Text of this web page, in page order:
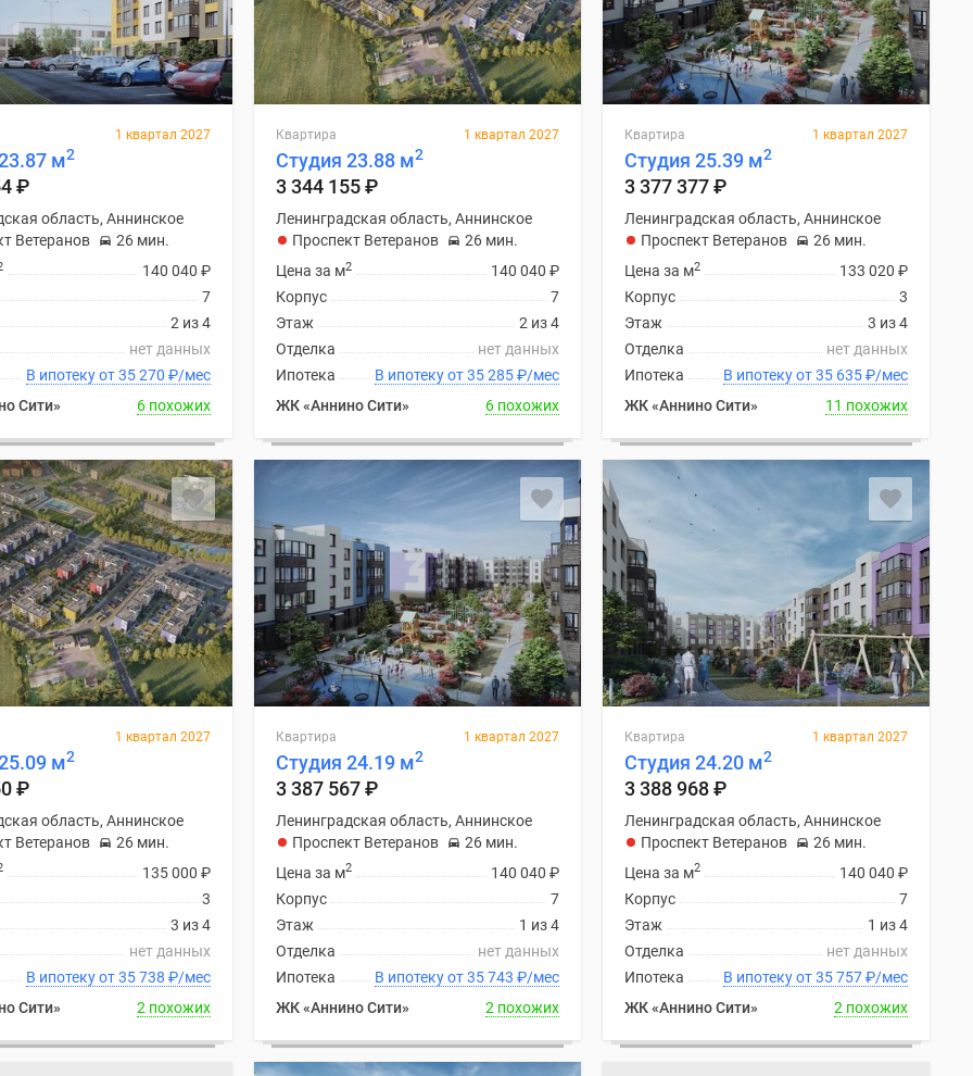
1 квартал 2027
м2
₽
область, Аннинское
Ветеранов
26 мин.
140 040 ₽
7
2 из 4
нет данных
В ипотеку от 35 270 ₽/мес
Сити»
6 похожих
Квартира 1 квартал 2027
Студия 23.88 м2
3 344 155₽
Ленинградская область, Аннинское
Проспект Ветеранов
26 мин.
140 040 ₽
Цена за м2
7
Корпус
2 из 4
Этаж
нет данных
Отделка
В ипотеку от 35 285₽/мес
Ипотека
ЖК «Аннино Сити»
6 похожих
Квартира 1 квартал 2027
Студия 25.39 м2
3 377 377₽
Ленинградская область, Аннинское
Проспект Ветеранов
26 мин.
133 020 ₽
Цена за м2
3
Корпус
3 из 4
Этаж
нет данных
Отделка
В ипотеку от 35 635₽/мес
Ипотека
ЖК «Аннино Сити»
11 похожих
1 квартал 2027
м2
₽
область, Аннинское
Ветеранов
26 мин.
135 000 ₽
3
3 из 4
нет данных
В ипотеку от 35 738 ₽/мес
Сити»
2 похожих
Квартира 1 квартал 2027
Студия 24.19 м2
3 387 567₽
Ленинградская область, Аннинское
Проспект Ветеранов
26 мин.
140 040 ₽
Цена за м2
7
Корпус
1 из 4
Этаж
нет данных
Отделка
В ипотеку от 35 743 ₽/мес
Ипотека
ЖК «Аннино Сити»
2 похожих
Квартира 1 квартал 2027
Студия 24.20 м2
3 388 968₽
Ленинградская область, Аннинское
Проспект Ветеранов
26 мин.
140 040 ₽
Цена за м2
7
Корпус
1 из 4
Этаж
нет данных
Отделка
В ипотеку от 35 757₽/мес
Ипотека
ЖК «Аннино Сити»
2 похожих